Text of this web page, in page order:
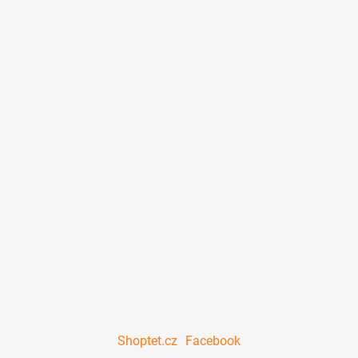
Shoptet.cz Facebook